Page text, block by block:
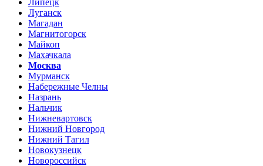
Луганск
Магадан
Магнитогорск
Майкоп
Махачкала
Москва
Мурманск
Набережные Челны
Назрань
Нальчик
Нижневартовск
Нижний Новгород
Нижний Тагил
Новокузнецк
Новороссийск